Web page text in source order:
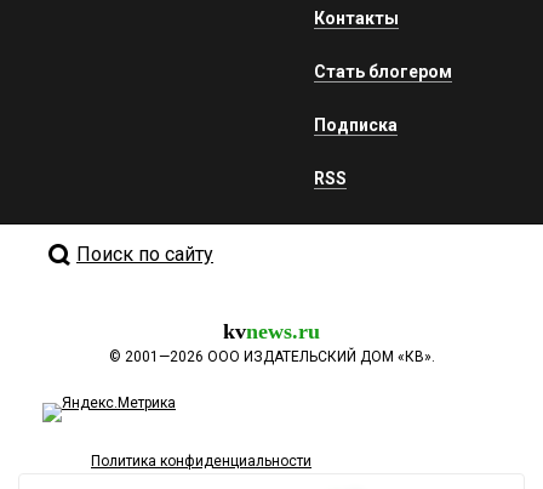
Контакты
Стать блогером
Подписка
RSS
Поиск по сайту
kvnews.ru
© 2001—2026 ООО ИЗДАТЕЛЬСКИЙ ДОМ «КВ».
Политика конфиденциальности